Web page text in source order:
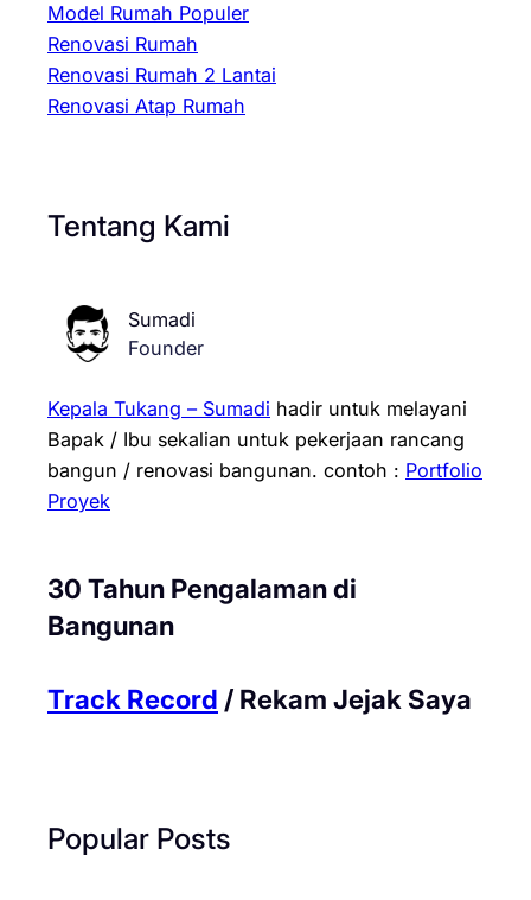
Model Rumah Populer
Renovasi Rumah
Renovasi Rumah 2 Lantai
Renovasi Atap Rumah
Tentang Kami
Sumadi
Founder
Kepala Tukang – Sumadi hadir untuk melayani
Bapak / Ibu sekalian untuk pekerjaan rancang
bangun / renovasi bangunan. contoh : Portfolio
Proyek
30 Tahun Pengalaman di
Bangunan
Track Record / Rekam Jejak Saya
Popular Posts